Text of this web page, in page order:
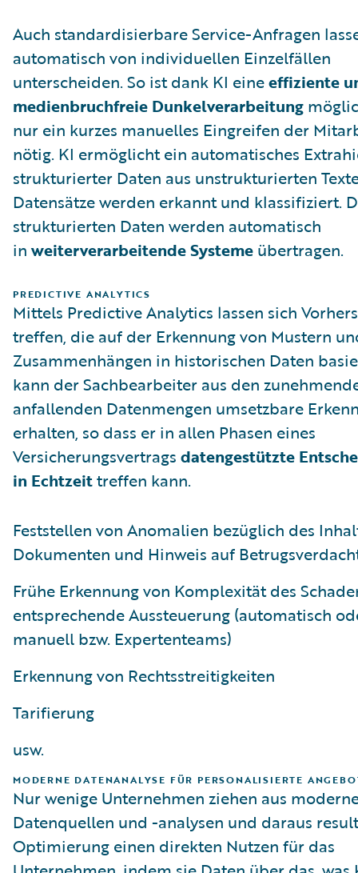
Auch standardisierbare Service-Anfragen
automatisch von individuellen Einzelfällen
unterscheiden. So ist dank KI eineeffiziente
medienbruchfreie Dunkelverarbeitung
nur ein kurzes manuelles Eingreifen der
nötig. KI ermöglicht ein automatisches
strukturierter Daten aus unstrukturierten
Datensätze werden erkannt und klassifiziert.
strukturierten Daten werden automatisch
in weiterverarbeitende Systeme übertragen.
PREDICTIVE ANALYTICS
Mittels Predictive Analytics lassen sich
treffen, die auf der Erkennung von Mustern
Zusammenhängen in historischen Daten
kann der Sachbearbeiter aus den
anfallenden Datenmengen umsetzbare
erhalten, so dass er in allen Phasen eines
Versicherungsvertrags datengestützte
in Echtzeittreffen kann.
Feststellen von Anomalien bezüglich des
Dokumenten und Hinweis auf
Frühe Erkennung von Komplexität des
entsprechende Aussteuerung (automatisch
manuell bzw. Expertenteams)
Erkennung von Rechtsstreitigkeiten
Tarifierung
usw.
MODERNE DATENANALYSE FÜR PERSONALISIERTE
Nur wenige Unternehmen ziehen aus
Datenquellen und -analysen und daraus
Optimierung einen direkten Nutzen für das